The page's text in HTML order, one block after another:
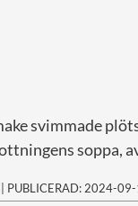
svimmade
soppa,
| PUBLICERAD: 2024-